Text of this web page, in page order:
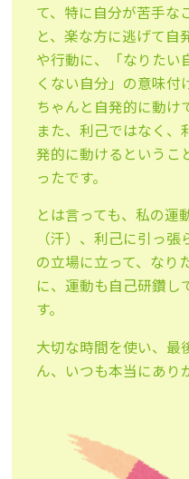
て、特に自分が苦手な
と、楽な方に逃げて自
や行動に、「なりたい
くない自分」の意味付
ちゃんと自発的に動け
また、利己ではなく、
発的に動けるというこ
ったです。
とは言っても、私の運
（汗）、利己に引っ
の立場に立って、なり
に、運動も自己研鑽し
す。
大切な時間を使い、最
ん、いつも本当にあり